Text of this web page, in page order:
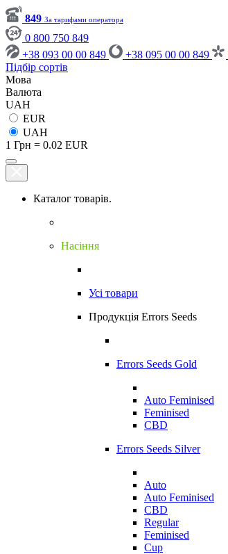
849 За тарифами оператора
0 800 750 849
+38 093 00 00 849
+38 095 00 00 849
Підбір сортів
Мова
Валюта
UAH
EUR
UAH
1 Грн = 0.02 EUR
Каталог товарів.
Насіння
Усі товари
Продукція Errors Seeds
Errors Seeds Gold
Auto Feminised
Feminised
CBD
Errors Seeds Silver
Auto
Auto Feminised
CBD
Regular
Feminised
Cup